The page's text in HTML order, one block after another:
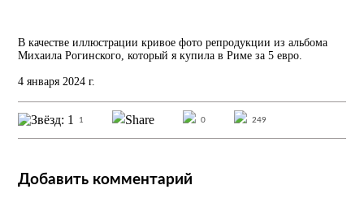
В качестве иллюстрации кривое фото репродукции из альбома
Михаила Рогинского, который я купила в Риме за 5 евро.
4 января 2024 г.
1 0 249
Добавить комментарий